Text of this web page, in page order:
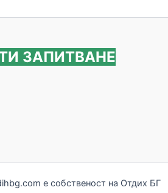
ЗАПИТВАНЕ
e собственост на Отдих БГ